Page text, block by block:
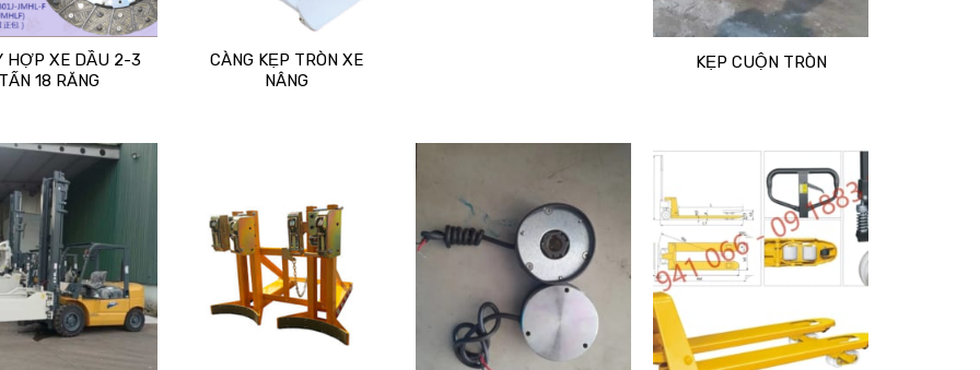
HỢP XE DẦU 2-3
TẤN 18 RĂNG
CÀNG KẸP TRÒN XE
NÂNG
KẸP CUỘN TRÒN
wishlist
wishlist
Add
to